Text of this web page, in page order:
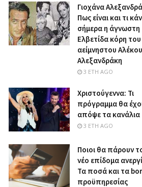
Γιοχάνα
Πως είναι και τι
σήμερα η άγνωστη
Ελβετίδα κόρη του
αείμνηστου Αλέκου
Αλεξανδράκη
3 ΈΤΗ AGO
Χριστούγεννα: Τι
πρόγραμμα θα
απόψε τα κανάλια
3 ΈΤΗ AGO
Ποιοι θα πάρουν
νέο επίδομα
Τα ποσά και τα
προϋπηρεσίας